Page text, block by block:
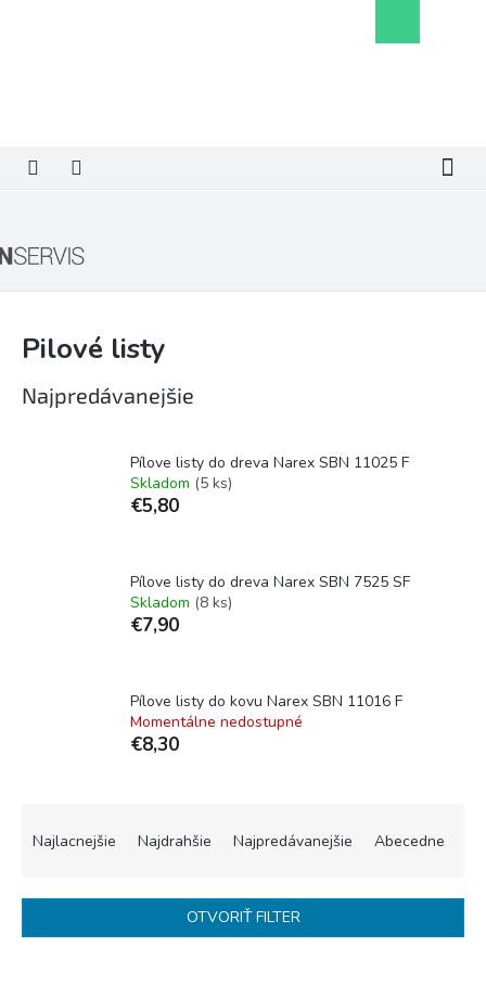
košík
Pilové listy
Najpredávanejšie
Pílove listy do dreva Narex SBN 11025 F
Skladom (5 ks)
€5,80
Pílove listy do dreva Narex SBN 7525 SF
Skladom (8 ks)
€7,90
Pílove listy do kovu Narex SBN 11016 F
Momentálne nedostupné
€8,30
i
Najlacnejšie Najdrahšie Najpredávanejšie Abecedne
OTVORIŤ FILTER